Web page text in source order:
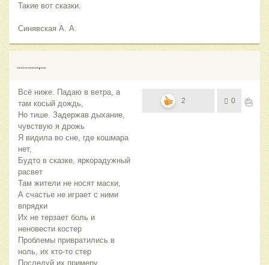
Такие вот сказки.
Синявская А. А.
............,...
Всё ниже. Падаю в ветра, а
там косый дождь,
Но тише. Задержав дыхание,
чувствую я дрожь
Я видила во сне, где кошмара
нет,
Будто в сказке, яркорадужный
расвет
Там жители не носят маски,
А счастье не играет с ними
впрядки
Их не терзает боль и
неновести костер
Проблемы привратились в
ноль, их кто-то стер
Последуй их примеру
2 0